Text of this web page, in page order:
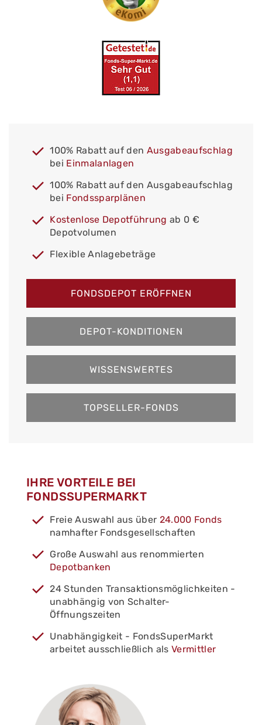
100% Rabatt auf den Ausgabeaufschlag
bei Einmalanlagen
100% Rabatt auf den Ausgabeaufschlag
bei Fondssparplänen
Kostenlose Depotführung ab 0 €
Depotvolumen
Flexible Anlagebeträge
FONDSDEPOT ERÖFFNEN
DEPOT-KONDITIONEN
WISSENSWERTES
TOPSELLER-FONDS
IHRE VORTEILE BEI
FONDSSUPERMARKT
Freie Auswahl aus über 24.000 Fonds
namhafter Fondsgesellschaften
Große Auswahl aus renommierten
Depotbanken
24 Stunden Transaktionsmöglichkeiten -
unabhängig von Schalter-
Öffnungszeiten
Unabhängigkeit - FondsSuperMarkt
arbeitet ausschließlich als Vermittler